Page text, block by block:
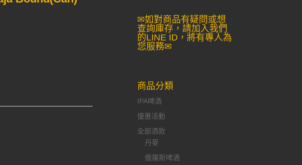
✉如對商品有疑問或想
查詢庫存，請加入我們
的LINE ID，將有專人為
您服務✉
商品分類
IPA啤酒
優惠活動
全部酒款
丹麥
俄羅斯啤酒